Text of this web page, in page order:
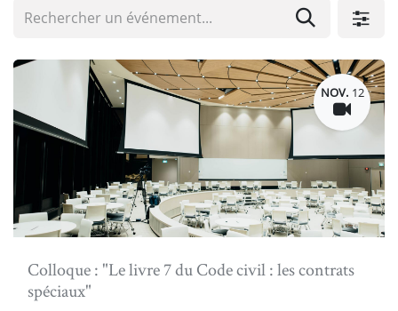
NOV. 12
Colloque : "Le livre 7 du Code civil : les contrats
spéciaux"